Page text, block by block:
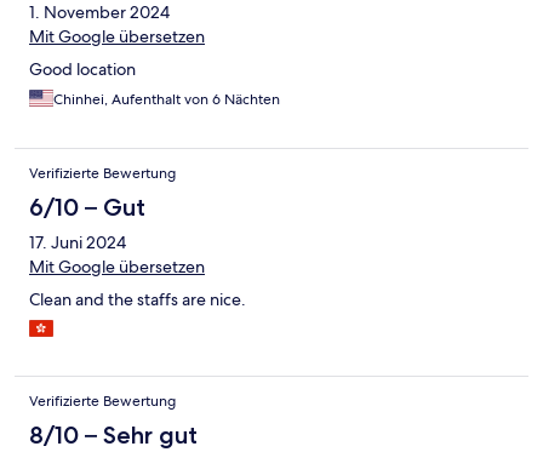
1. November 2024
Mit Google übersetzen
Good location
Chinhei, Aufenthalt von 6 Nächten
Verifizierte Bewertung
6/10 – Gut
17. Juni 2024
Mit Google übersetzen
Clean and the staffs are nice.
Verifizierte Bewertung
8/10 – Sehr gut